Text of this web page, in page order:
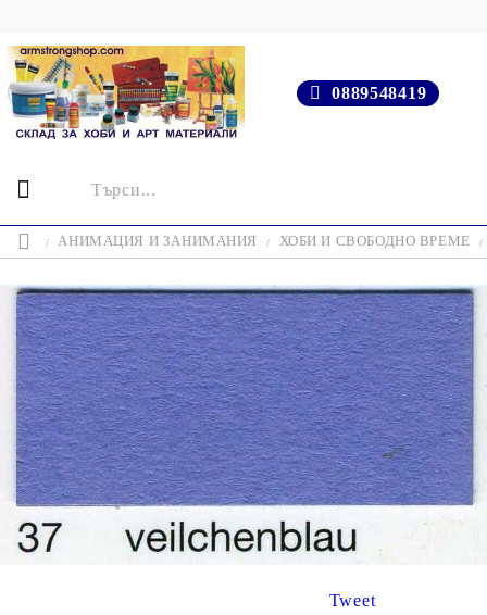
0889548419
АНИМАЦИЯ И ЗАНИМАНИЯ ХОБИ И СВОБОДНО ВРЕМЕ
Tweet